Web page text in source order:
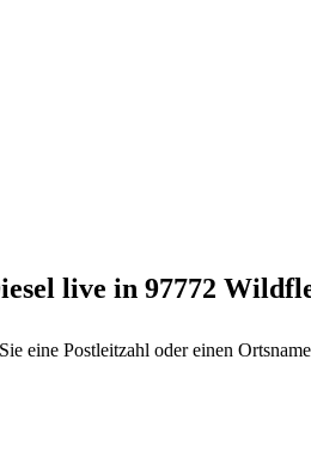
live in 97772
eine Postleitzahl oder einen